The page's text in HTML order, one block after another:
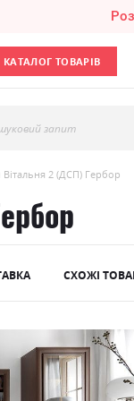
КАТАЛОГ ТОВАРІВ
запит
Вітальня 2 (ДСП) Гербор
СХОЖІ